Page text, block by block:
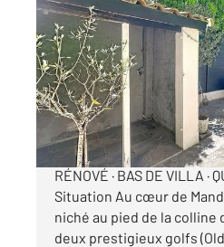
MANDELIEU LA NAPOULE
39,16 m2, 2 pièces
Ref : 40862
Appartement F2 à
249 900
CENTURY 21 CO-
RÉNOVÉ · BAS DE VILLA ·
Situation Au cœur de
niché au pied de la colline
deux prestigieux golfs